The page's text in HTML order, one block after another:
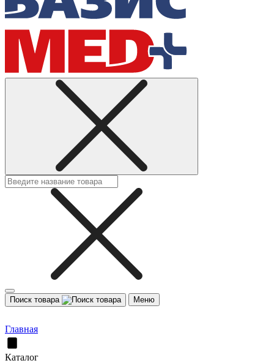
Поиск товара Меню
Главная
Каталог